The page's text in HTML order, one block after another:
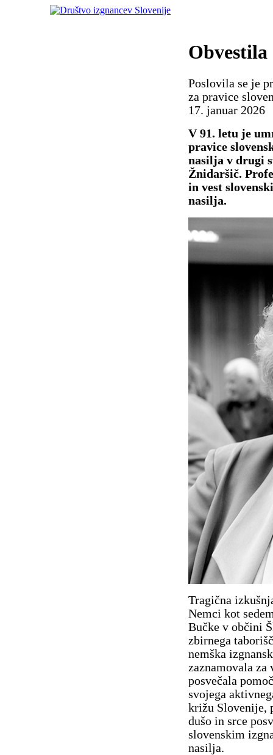
Obvestila
Poslovila se je
za pravice
17. januar 2026
V 91. letu je
pravice
nasilja v drugi
Žnidaršič.
in vest
nasilja.
Tragična
Nemci kot
Bučke v občini
zbirnega
nemška
zaznamovala za
posvečala
svojega
križu Slovenije,
dušo in srce
slovenskim
nasilja.